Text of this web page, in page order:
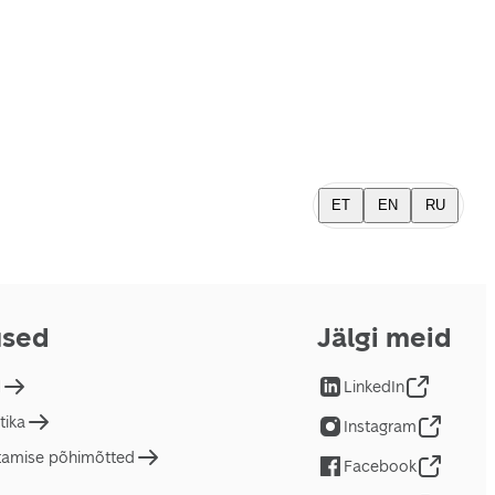
ET EN RU
põhimõtted
Jälgi meid
LinkedIn
Instagram
Facebook